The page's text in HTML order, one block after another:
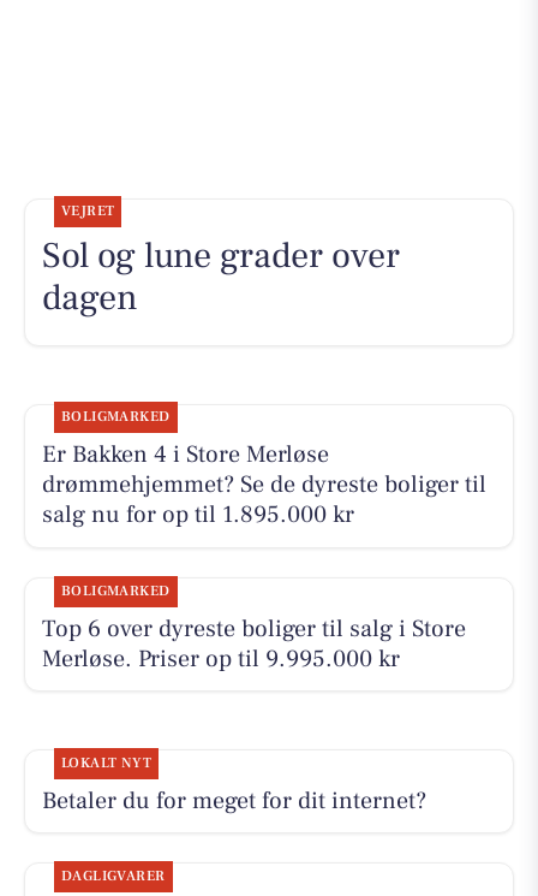
VEJRET
Sol og lune grader over
dagen
BOLIGMARKED
Er Bakken 4 i Store Merløse
drømmehjemmet? Se de dyreste boliger til
salg nu for op til 1.895.000 kr
BOLIGMARKED
Top 6 over dyreste boliger til salg i Store
Merløse. Priser op til 9.995.000 kr
LOKALT NYT
Betaler du for meget for dit internet?
DAGLIGVARER